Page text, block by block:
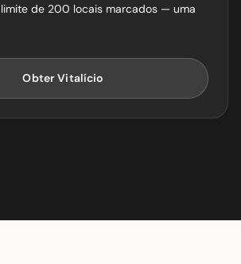
de 200 locais marcados — uma
Obter Vitalício